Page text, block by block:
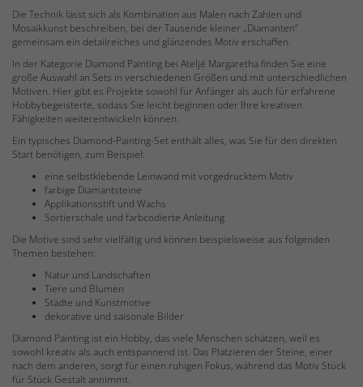
Die Technik lässt sich als Kombination aus Malen nach Zahlen und
Mosaikkunst beschreiben, bei der Tausende kleiner „Diamanten“
gemeinsam ein detailreiches und glänzendes Motiv erschaffen.
In der Kategorie Diamond Painting bei Ateljé Margaretha finden Sie eine
große Auswahl an Sets in verschiedenen Größen und mit unterschiedlichen
Motiven. Hier gibt es Projekte sowohl für Anfänger als auch für erfahrene
Hobbybegeisterte, sodass Sie leicht beginnen oder Ihre kreativen
Fähigkeiten weiterentwickeln können.
Ein typisches Diamond-Painting-Set enthält alles, was Sie für den direkten
Start benötigen, zum Beispiel:
eine selbstklebende Leinwand mit vorgedrucktem Motiv
farbige Diamantsteine
Applikationsstift und Wachs
Sortierschale und farbcodierte Anleitung
Die Motive sind sehr vielfältig und können beispielsweise aus folgenden
Themen bestehen:
Natur und Landschaften
Tiere und Blumen
Städte und Kunstmotive
dekorative und saisonale Bilder
Diamond Painting ist ein Hobby, das viele Menschen schätzen, weil es
sowohl kreativ als auch entspannend ist. Das Platzieren der Steine, einer
nach dem anderen, sorgt für einen ruhigen Fokus, während das Motiv Stück
für Stück Gestalt annimmt.